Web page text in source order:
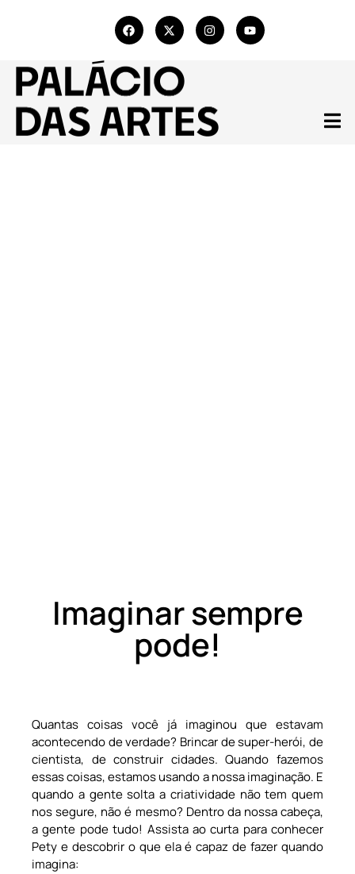
Imaginar sempre
pode!
Quantas coisas você já imaginou que estavam
acontecendo de verdade? Brincar de super-herói, de
cientista, de construir cidades. Quando fazemos
essas coisas, estamos usando a nossa imaginação. E
quando a gente solta a criatividade não tem quem
nos segure, não é mesmo? Dentro da nossa cabeça,
a gente pode tudo! Assista ao curta para conhecer
Pety e descobrir o que ela é capaz de fazer quando
imagina: